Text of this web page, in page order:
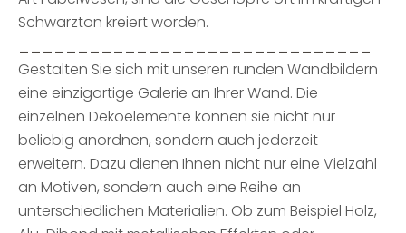
Schwarzton kreiert worden.
Gestalten Sie sich mit unseren runden Wandbildern
eine einzigartige Galerie an Ihrer Wand. Die
einzelnen Dekoelemente können sie nicht nur
beliebig anordnen, sondern auch jederzeit
erweitern. Dazu dienen Ihnen nicht nur eine Vielzahl
an Motiven, sondern auch eine Reihe an
unterschiedlichen Materialien. Ob zum Beispiel Holz,